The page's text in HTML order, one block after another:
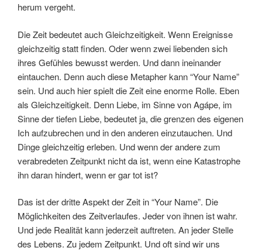
herum vergeht.
Die Zeit bedeutet auch Gleichzeitigkeit. Wenn Ereignisse
gleichzeitig statt finden. Oder wenn zwei liebenden sich
ihres Gefühles bewusst werden. Und dann ineinander
eintauchen. Denn auch diese Metapher kann “Your Name”
sein. Und auch hier spielt die Zeit eine enorme Rolle. Eben
als Gleichzeitigkeit. Denn Liebe, im Sinne von Agápe, im
Sinne der tiefen Liebe, bedeutet ja, die grenzen des eigenen
Ich aufzubrechen und in den anderen einzutauchen. Und
Dinge gleichzeitig erleben. Und wenn der andere zum
verabredeten Zeitpunkt nicht da ist, wenn eine Katastrophe
ihn daran hindert, wenn er gar tot ist?
Das ist der dritte Aspekt der Zeit in “Your Name”. Die
Möglichkeiten des Zeitverlaufes. Jeder von ihnen ist wahr.
Und jede Realität kann jederzeit auftreten. An jeder Stelle
des Lebens. Zu jedem Zeitpunkt. Und oft sind wir uns